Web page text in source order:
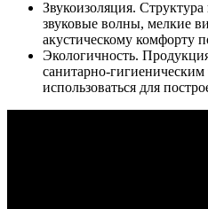
Звукоизоляция.
звуковые волны, мелкие
акустическому комфорту
Экологичность.
санитарно-
использоваться для